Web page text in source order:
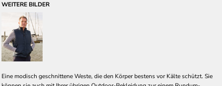
WEITERE BILDER
Eine modisch geschnittene Weste, die den Körper bestens vor Kälte schützt. Sie